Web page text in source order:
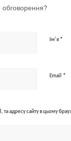
Ім'я *
Email *
та адресу сайту в цьому